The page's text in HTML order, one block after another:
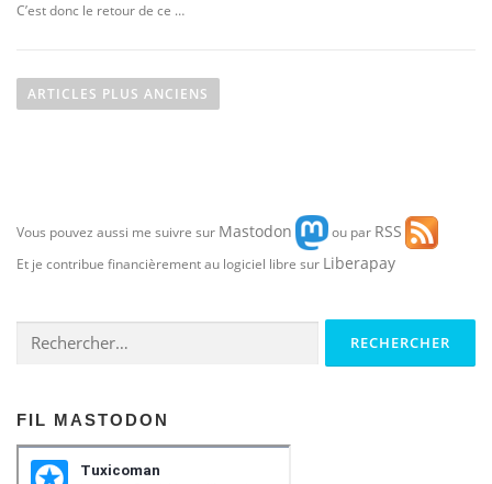
C’est donc le retour de ce …
a
t
i
n
a
ARTICLES PLUS ANCIENS
Vous pouvez aussi me suivre sur Mastodon ou par RSS
Et je contribue financièrement au logiciel libre sur Liberapay
FIL MASTODON